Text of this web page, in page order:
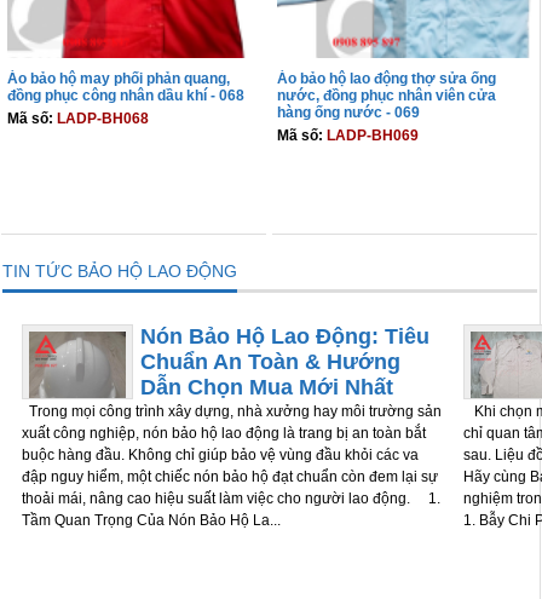
Áo bảo hộ may phối phản quang,
đồng phục công nhân dầu khí - 068
Mã số: LADP-BH068
Áo bảo hộ lao động thợ sửa ống
nước, đồng phục nhân viên cửa
hàng ống nước - 069
Mã số: LADP-BH069
TIN TỨC BẢO HỘ LAO ĐỘNG
Nón Bảo Hộ Lao Động: Tiêu
Chuẩn An Toàn & Hướng
Dẫn Chọn Mua Mới Nhất
Trong mọi công trình xây dựng, nhà xưởng hay môi trường sản
xuất công nghiệp, nón bảo hộ lao động là trang bị an toàn bắt
buộc hàng đầu. Không chỉ giúp bảo vệ vùng đầu khỏi các va
đập nguy hiểm, một chiếc nón bảo hộ đạt chuẩn còn đem lại sự
thoải mái, nâng cao hiệu suất làm việc cho người lao động. 1.
Tầm Quan Trọng Của Nón Bảo Hộ La...
Khi chọn
chỉ quan
sau. Liệu
Hãy cùng
nghiệm
1. Bẫy Chi